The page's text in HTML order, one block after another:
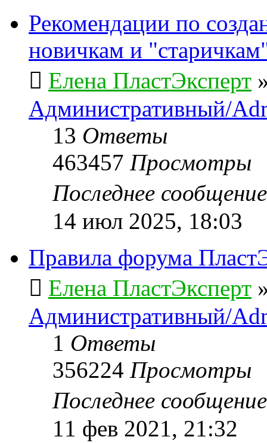
Рекомендации по
новичкам и
Елена ПластЭксперт
Административный/
13 Ответы
463457 Просмотры
Последнее
14 июл 2025, 18:03
Правила форума
Елена ПластЭксперт
Административный/
1 Ответы
356224 Просмотры
Последнее
11 фев 2021, 21:32